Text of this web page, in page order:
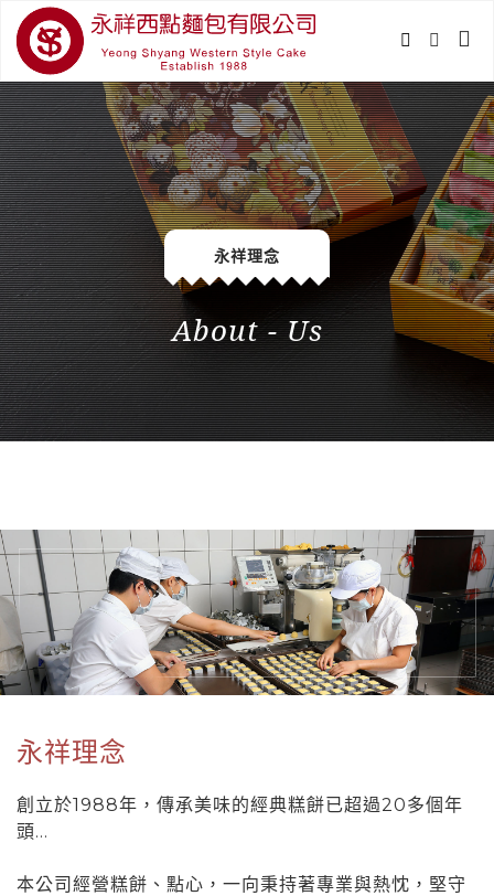
永祥理念
About - Us
永祥理念
創立於1988年，傳承美味的經典糕餅已超過20多個年
頭...
本公司經營糕餅、點心，一向秉持著專業與熱忱，堅守